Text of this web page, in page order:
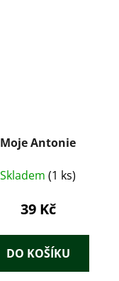
Moje Antonie
Skladem (1 ks)
39 Kč
DO KOŠÍKU